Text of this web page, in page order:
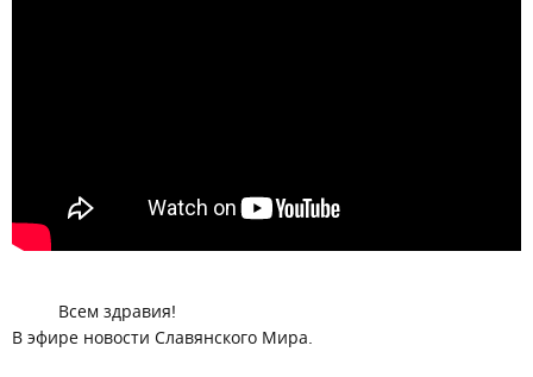
Всем здравия!
В эфире новости Славянского Мира.